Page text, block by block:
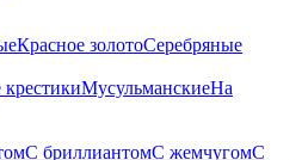
Красное золотоСеребряные
МусульманскиеНа
С бриллиантомС жемчугомС